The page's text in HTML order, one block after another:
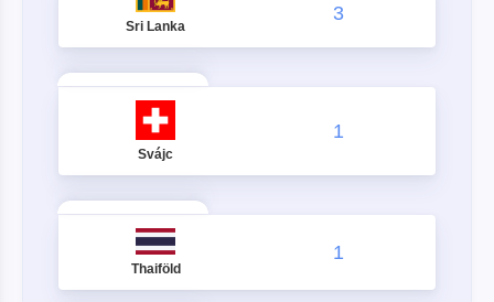
Sri Lanka
3
Svájc
1
Thaiföld
1